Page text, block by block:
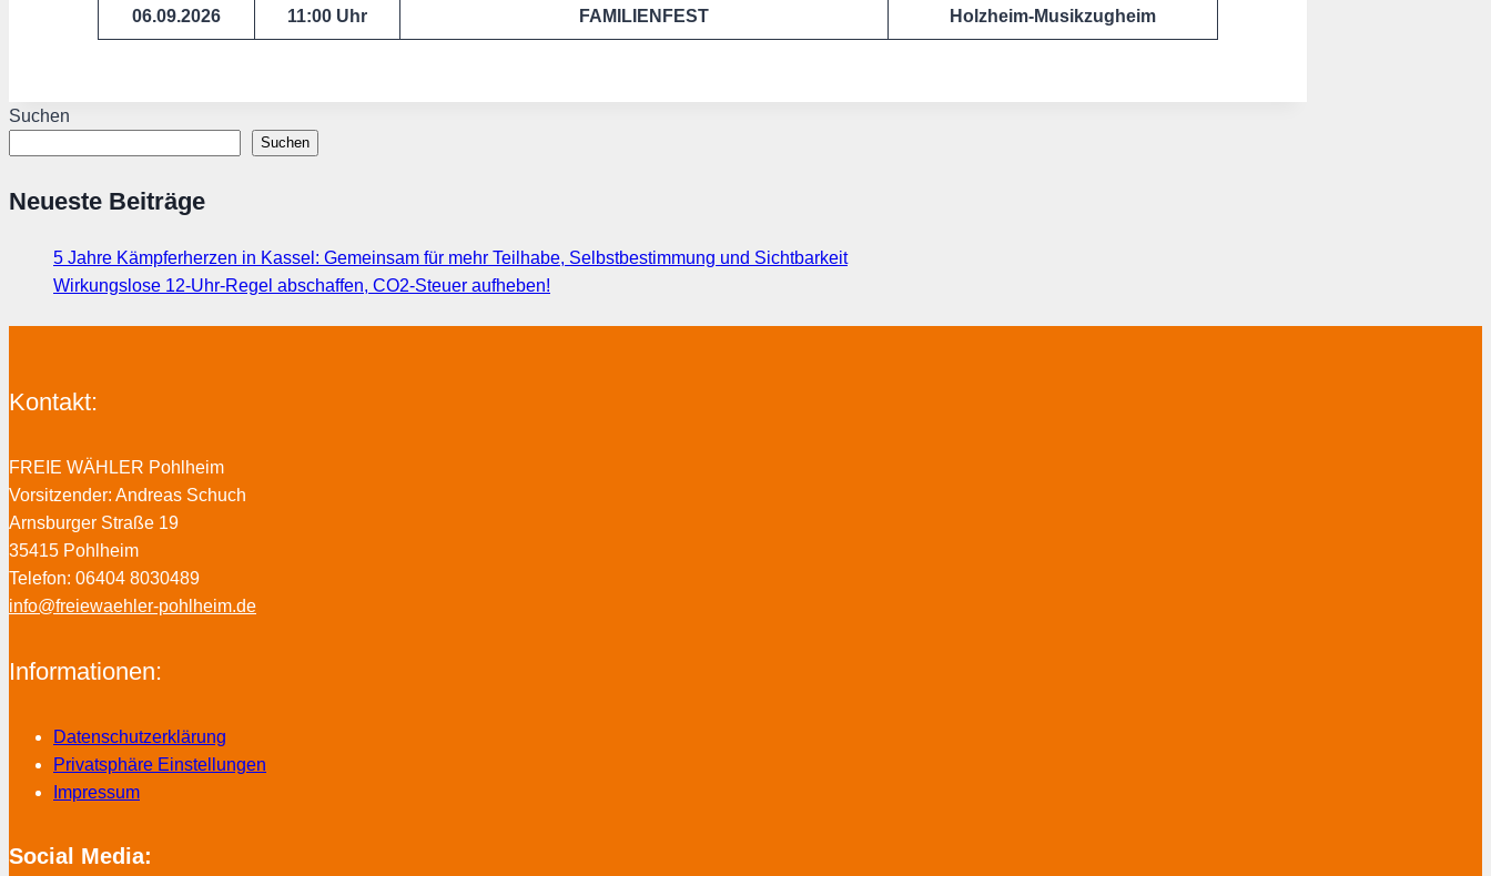
06.09.2026 11:00 Uhr FAMILIENFEST Holzheim-Musikzugheim
Suchen
Suchen
Neueste Beiträge
5 Jahre Kämpferherzen in Kassel: Gemeinsam für mehr Teilhabe, Selbstbestimmung und Sichtbarkeit
Wirkungslose 12-Uhr-Regel abschaffen, CO2-Steuer aufheben!
Kontakt:
FREIE WÄHLER Pohlheim
Vorsitzender: Andreas Schuch
Arnsburger Straße 19
35415 Pohlheim
Telefon: 06404 8030489
info@freiewaehler-pohlheim.de
Informationen:
Datenschutzerklärung
Privatsphäre Einstellungen
Impressum
Social Media: